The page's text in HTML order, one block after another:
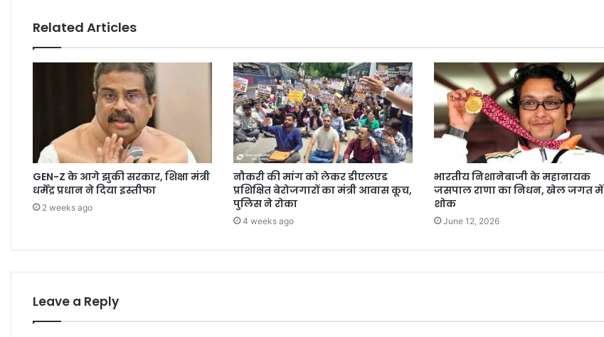
Related Articles
GEN-Z के आगे झुकी सरकार, शिक्षा मंत्री
धर्मेंद्र प्रधान ने दिया इस्तीफा
2 weeks ago
नौकरी की मांग को लेकर डीएलएड
प्रशिक्षित बेरोजगारों का मंत्री आवास कूच,
पुलिस ने रोका
4 weeks ago
भारतीय निशानेबाजी के महानायक
जसपाल राणा का निधन, खेल जगत में
शोक
June 12, 2026
Leave a Reply